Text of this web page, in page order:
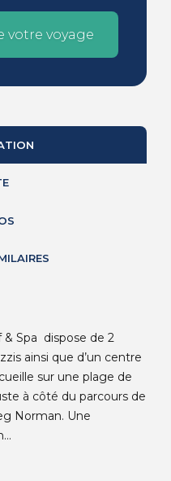
votre voyage
& Spa dispose de 2
ainsi que d’un centre
sur une plage de
à côté du parcours de
Norman. Une